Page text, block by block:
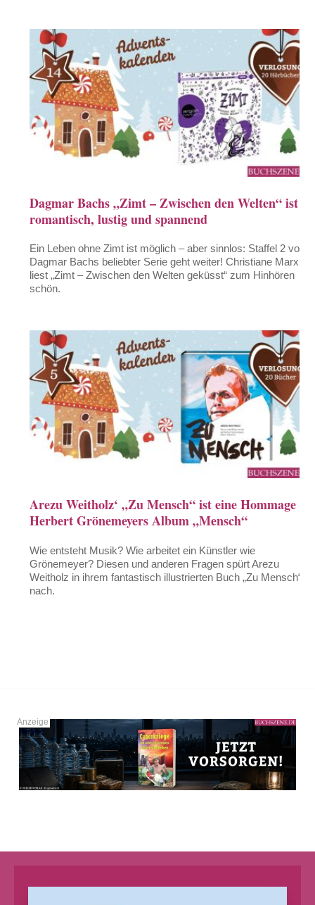
Dagmar Bachs „Zimt – Zwischen den Welten“ ist
romantisch, lustig und spannend
Ein Leben ohne Zimt ist möglich – aber sinnlos: Staffel 2 von
Dagmar Bachs beliebter Serie geht weiter! Christiane Marx
liest „Zimt – Zwischen den Welten geküsst“ zum Hinhören
schön.
Arezu Weitholz‘ „Zu Mensch“ ist eine Hommage an
Herbert Grönemeyers Album „Mensch“
Wie entsteht Musik? Wie arbeitet ein Künstler wie
Grönemeyer? Diesen und anderen Fragen spürt Arezu
Weitholz in ihrem fantastisch illustrierten Buch „Zu Mensch“
nach.